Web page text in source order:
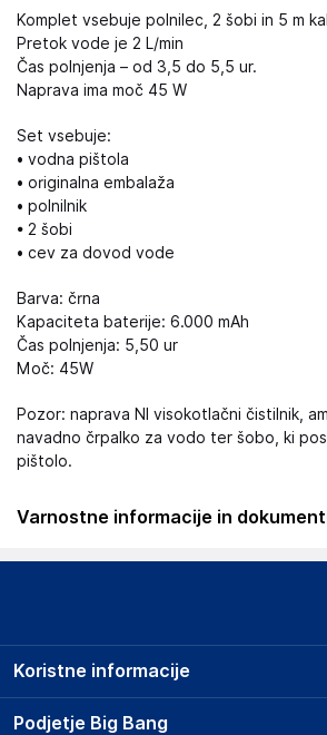
Komplet vsebuje polnilec, 2 šobi in 5 m
Pretok vode je 2 L/min
Čas polnjenja – od 3,5 do 5,5 ur.
Naprava ima moč 45 W
Set vsebuje:
• vodna pištola
• originalna embalaža
• polnilnik
• 2 šobi
• cev za dovod vode
Barva: črna
Kapaciteta baterije: 6.000 mAh
Čas polnjenja: 5,50 ur
Moč: 45W
Pozor: naprava NI visokotlačni čistilnik,
navadno črpalko za vodo ter šobo, ki
pištolo.
Varnostne informacije in
Podatki o proizvajalcu
Lamex Spółka Komandytowa
Podjetje Big Bang
Koristne informacije
Prodajna mesta